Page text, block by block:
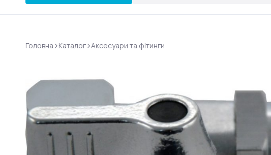
Головна >Каталог>Аксесуари та фітинги